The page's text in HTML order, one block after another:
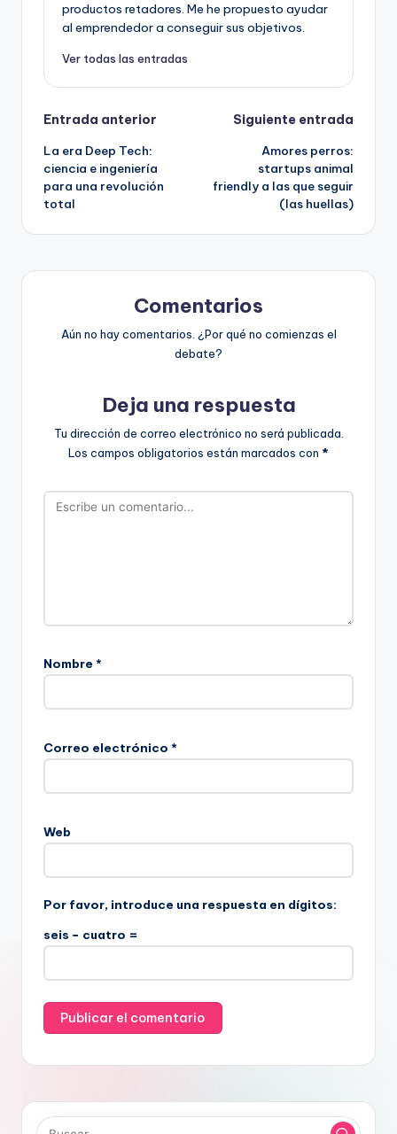
productos retadores. Me he propuesto ayudar
al emprendedor a conseguir sus objetivos.
Ver todas las entradas
Navegación
de
entradas
Entrada anterior
La era Deep Tech:
ciencia e ingeniería
para una revolución
total
Siguiente entrada
Amores perros:
startups animal
friendly a las que seguir
(las huellas)
Comentarios
Aún no hay comentarios. ¿Por qué no comienzas el
debate?
Deja una respuesta
Tu dirección de correo electrónico no será publicada.
Los campos obligatorios están marcados con *
Nombre *
Correo electrónico *
Web
Por favor, introduce una respuesta en dígitos:
seis − cuatro =